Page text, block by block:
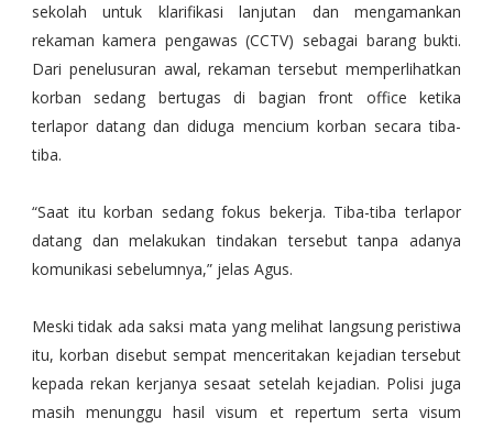
sekolah untuk klarifikasi lanjutan dan mengamankan
rekaman kamera pengawas (CCTV) sebagai barang bukti.
Dari penelusuran awal, rekaman tersebut memperlihatkan
korban sedang bertugas di bagian front office ketika
terlapor datang dan diduga mencium korban secara tiba-
tiba.
“Saat itu korban sedang fokus bekerja. Tiba-tiba terlapor
datang dan melakukan tindakan tersebut tanpa adanya
komunikasi sebelumnya,” jelas Agus.
Meski tidak ada saksi mata yang melihat langsung peristiwa
itu, korban disebut sempat menceritakan kejadian tersebut
kepada rekan kerjanya sesaat setelah kejadian. Polisi juga
masih menunggu hasil visum et repertum serta visum